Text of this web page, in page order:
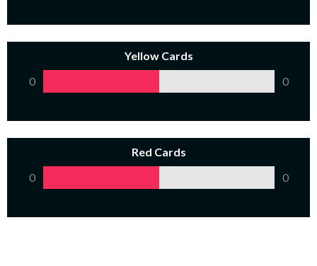
Yellow Cards
0
0
Red Cards
0
0